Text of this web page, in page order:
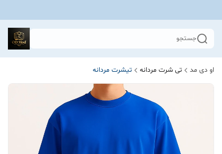
جستجو
او دی مد تی شرت مردانه تیشرت مردانه